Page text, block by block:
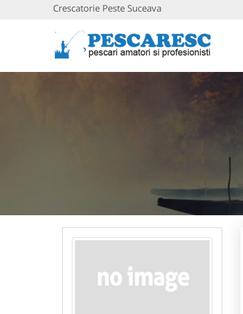
Crescatorie Peste Suceava